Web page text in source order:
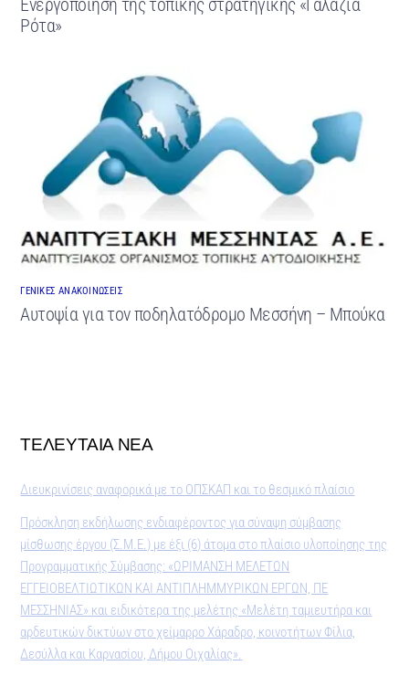
Ενεργοποίηση της τοπικής στρατηγικής «Γαλάζια
Ρότα»
ΓΕΝΙΚΕΣ ΑΝΑΚΟΙΝΩΣΕΙΣ
Αυτοψία για τον ποδηλατόδρομο Μεσσήνη – Μπούκα
ΤΕΛΕΥΤΑΙΑ ΝΕΑ
Διευκρινίσεις αναφορικά με το ΟΠΣΚΑΠ και το θεσμικό πλαίσιο
Πρόσκληση εκδήλωσης ενδιαφέροντος για σύναψη σύμβασης
μίσθωσης έργου (Σ.Μ.Ε.) με έξι (6) άτομα στο πλαίσιο υλοποίησης της
Προγραμματικής Σύμβασης: «ΩΡΙΜΑΝΣΗ ΜΕΛΕΤΩΝ
ΕΓΓΕΙΟΒΕΛΤΙΩΤΙΚΩΝ ΚΑΙ ΑΝΤΙΠΛΗΜΜΥΡΙΚΩΝ ΕΡΓΩΝ, ΠΕ
ΜΕΣΣΗΝΙΑΣ» και ειδικότερα της μελέτης «Μελέτη ταμιευτήρα και
αρδευτικών δικτύων στο χείμαρρο Χάραδρο, κοινοτήτων Φίλια,
Δεσύλλα και Καρνασίου, Δήμου Οιχαλίας».